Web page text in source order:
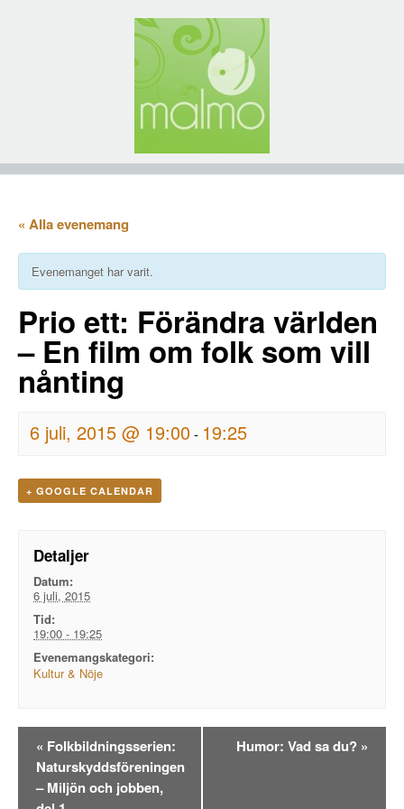
« Alla evenemang
Evenemanget har varit.
Prio ett: Förändra världen
– En film om folk som vill
nånting
6 juli, 2015 @ 19:00- 19:25
+ GOOGLE CALENDAR
Detaljer
Datum:
6 juli, 2015
Tid:
19:00 - 19:25
Evenemangskategori:
Kultur & Nöje
Evenemangsnavigation
« Folkbildningsserien:
Naturskyddsföreningen
– Miljön och jobben,
Humor: Vad sa du? »